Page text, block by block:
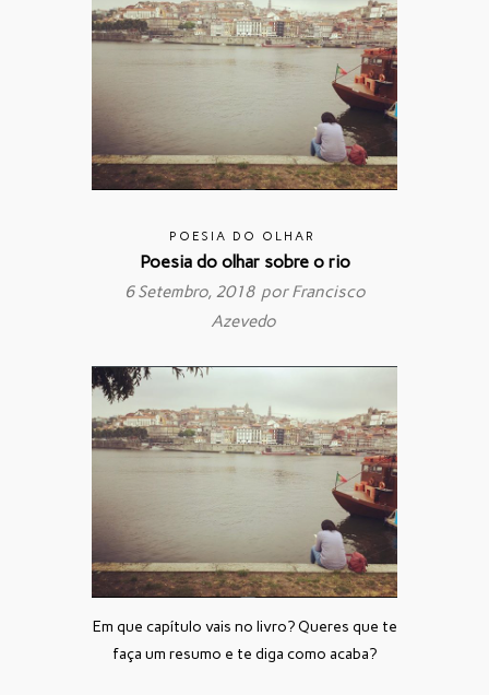
POESIA DO OLHAR
Poesia do olhar sobre o rio
6 Setembro, 2018 porFrancisco
Azevedo
Em que capítulo vais no livro? Queres que te
faça um resumo e te diga como acaba?